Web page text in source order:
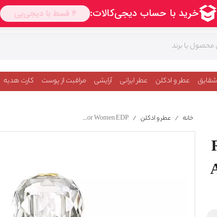
عطر و ادکلن عطر ایرانی آرایشی مراقبت از پوست کارت هدیه
خانه / عطر و ادکلن /
Roberto Cavalli Paradiso Azzurro For Women EDP